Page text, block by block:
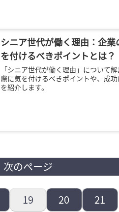
シニア世代が働く理由：企
を付けるべきポイントとは？
「シニア世代が働く理由」について
際に気を付けるべきポイントや、成
を紹介します。
次のページ
19 20 21